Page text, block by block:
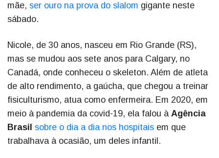
mãe, ser ouro na prova do slalom gigante neste
sábado.
Nicole, de 30 anos, nasceu em Rio Grande (RS),
mas se mudou aos sete anos para Calgary, no
Canadá, onde conheceu o skeleton. Além de atleta
de alto rendimento, a gaúcha, que chegou a treinar
fisiculturismo, atua como enfermeira. Em 2020, em
meio à pandemia da covid-19, ela falou à Agência
Brasil sobre o dia a dia nos hospitais em que
trabalhava à ocasião, um deles infantil.